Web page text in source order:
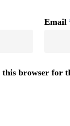
Email
this browser for